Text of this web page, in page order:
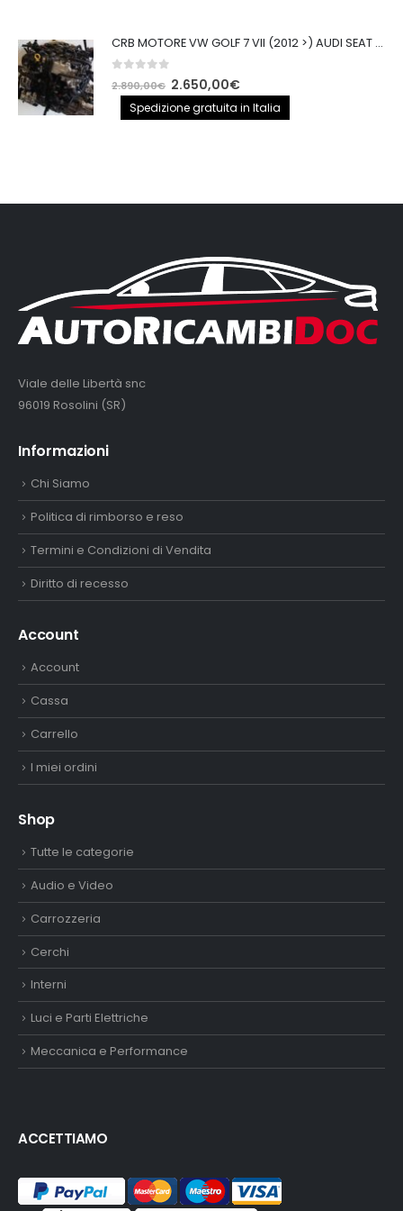
CRB MOTORE VW GOLF 7 VII (2012 >) AUDI SEAT 2.0TDI 150CV CRB IMPIANTO BOSCH
out of 5
2.890,00€ Il
prezzo
originale
2.650,00€Il
prezzo
attuale
Spedizione gratuita in Italia
Viale delle Libertà snc
96019 Rosolini (SR)
Informazioni
Chi Siamo
Politica di rimborso e reso
Termini e Condizioni di Vendita
Diritto di recesso
Account
Account
Cassa
Carrello
I miei ordini
Shop
Tutte le categorie
Audio e Video
Carrozzeria
Cerchi
Interni
Luci e Parti Elettriche
Meccanica e Performance
ACCETTIAMO